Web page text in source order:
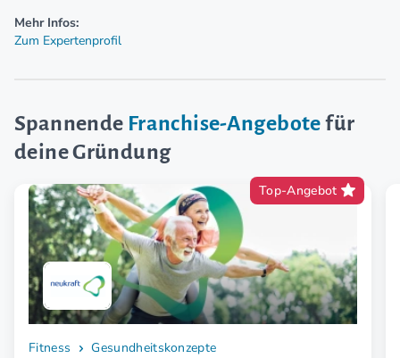
Mehr Infos:
Zum Expertenprofil
Spannende Franchise-Angebotefür
deine Gründung
Top-Angebot
Fitness Gesundheitskonzepte